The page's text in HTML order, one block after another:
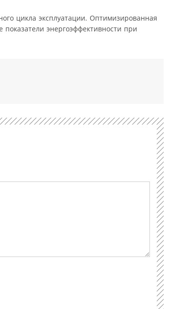
цикла эксплуатации. Оптимизированная
энергоэффективности при